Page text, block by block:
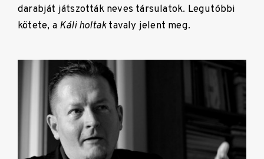
darabját játszották neves társulatok. Legutóbbi
kötete, a Káli holtaktavaly jelent meg.